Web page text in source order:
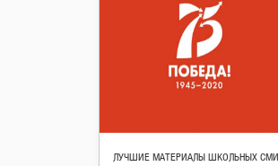
ЛУЧШИЕ МАТЕРИАЛЫ ШКОЛЬНЫХ СМИ